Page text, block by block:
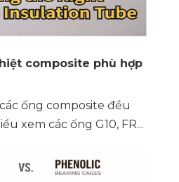
composite phù hợp
ống composite đều
xem các ống G10, FR...